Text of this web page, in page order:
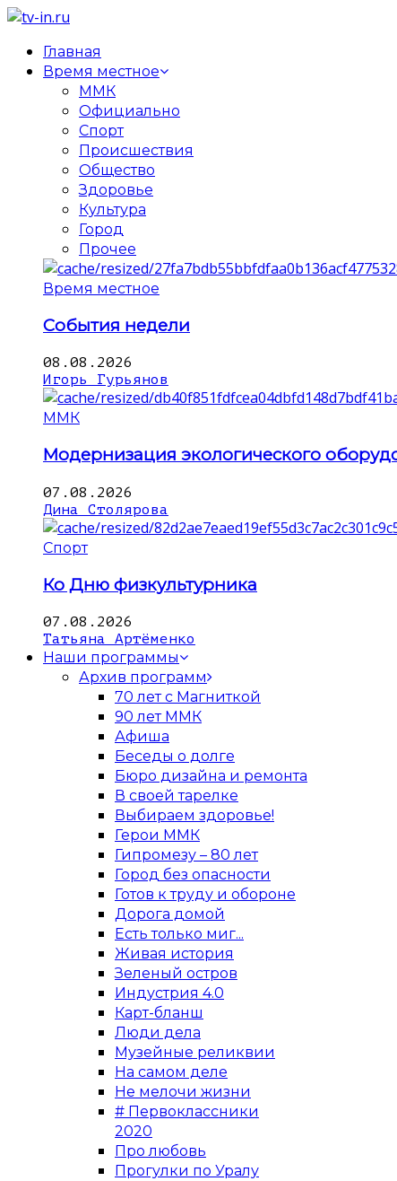
Главная
Время местное
ММК
Официально
Спорт
Происшествия
Общество
Здоровье
Культура
Город
Прочее
Время местное
События недели
08.08.2026
Игорь Гурьянов
ММК
Модернизация экологического
07.08.2026
Дина Столярова
Спорт
Ко Дню физкультурника
07.08.2026
Татьяна Артёменко
Наши программы
Архив программ
70 лет с Магниткой
90 лет ММК
Афиша
Беседы о долге
Бюро дизайна и ремонта
В своей тарелке
Выбираем здоровье!
Герои ММК
Гипромезу – 80 лет
Город без опасности
Готов к труду и обороне
Дорога домой
Есть только миг...
Живая история
Зеленый остров
Индустрия 4.0
Карт-бланш
Люди дела
Музейные реликвии
На самом деле
Не мелочи жизни
# Первоклассники
2020
Про любовь
Прогулки по Уралу